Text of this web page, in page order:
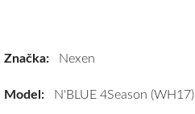
osobné
Značka: Nexen
Model: N'BLUE 4Season (WH17)